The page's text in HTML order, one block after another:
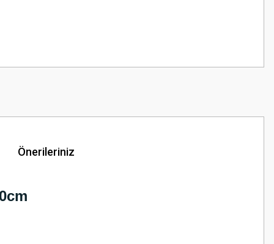
Önerileriniz